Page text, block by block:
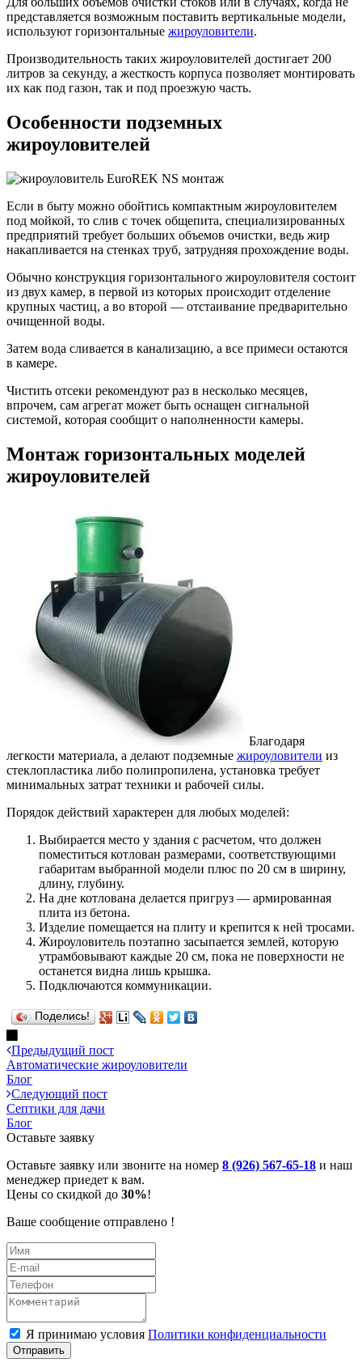
представляется возможным поставить вертикальные модели,
используют горизонтальные жироуловители.
Производительность таких жироуловителей достигает 200
литров за секунду, а жесткость корпуса позволяет монтировать
их как под газон, так и под проезжую часть.
Особенности подземных
жироуловителей
Если в быту можно обойтись компактным жироуловителем
под мойкой, то слив с точек общепита, специализированных
предприятий требует больших объемов очистки, ведь жир
накапливается на стенках труб, затрудняя прохождение воды.
Обычно конструкция горизонтального жироуловителя состоит
из двух камер, в первой из которых происходит отделение
крупных частиц, а во второй — отстаивание предварительно
очищенной воды.
Затем вода сливается в канализацию, а все примеси остаются
в камере.
Чистить отсеки рекомендуют раз в несколько месяцев,
впрочем, сам агрегат может быть оснащен сигнальной
системой, которая сообщит о наполненности камеры.
Монтаж горизонтальных моделей
жироуловителей
Благодаря
легкости материала, а делают подземные жироуловители из
стеклопластика либо полипропилена, установка требует
минимальных затрат техники и рабочей силы.
Порядок действий характерен для любых моделей:
Выбирается место у здания с расчетом, что должен
поместиться котлован размерами, соответствующими
габаритам выбранной модели плюс по 20 см в ширину,
длину, глубину.
На дне котлована делается пригруз — армированная
плита из бетона.
Изделие помещается на плиту и крепится к ней тросами.
Жироуловитель поэтапно засыпается землей, которую
утрамбовывают каждые 20 см, пока не поверхности не
останется видна лишь крышка.
Подключаются коммуникации.
Поделись!
Предыдущий пост
Автоматические жироуловители
Блог
Следующий пост
Септики для дачи
Блог
Оставьте заявку
Оставьте заявку или звоните на номер 8 (926) 567-65-18 и наш
менеджер приедет к вам.
Цены со скидкой до 30%!
Ваше сообщение отправлено !
Я принимаю условия Политики конфиденциальности
Отправить